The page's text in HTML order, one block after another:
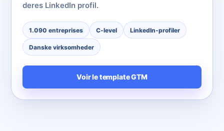
deres LinkedIn profil.
1.090 entreprises C-level LinkedIn-profiler
Danske virksomheder
Voir le template GTM